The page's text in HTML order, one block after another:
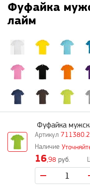
Фуфайка
лайм
Фуфайка
16,98 руб.